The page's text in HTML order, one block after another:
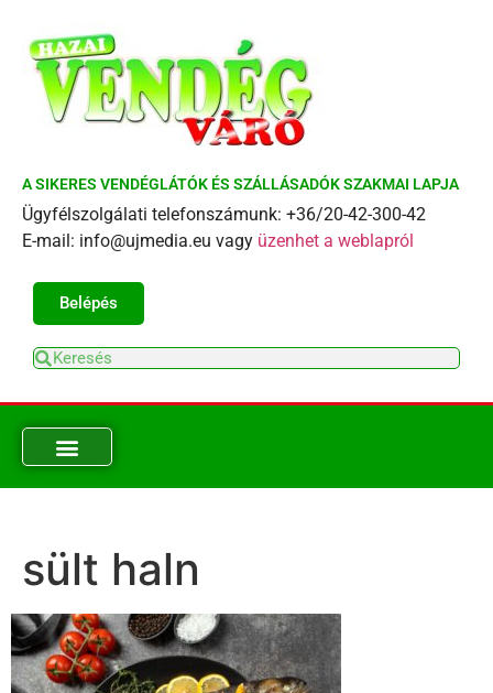
A SIKERES VENDÉGLÁTÓK ÉS SZÁLLÁSADÓK SZAKMAI LAPJA
Ügyfélszolgálati telefonszámunk: +36/20-42-300-42
E-mail: info@ujmedia.eu vagy üzenhet a weblapról
Belépés
sült haln